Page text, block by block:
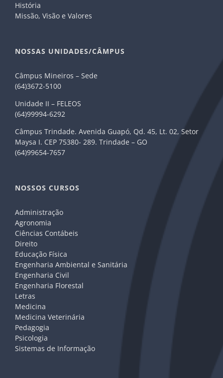
História
Missão, Visão e Valores
NOSSAS UNIDADES/CÂMPUS
Câmpus Mineiros – Sede
(64)3672-5100
Unidade II – FELEOS
(64)99994-6292
Câmpus Trindade. Avenida Guapó, Qd. 45, Lt. 02, Setor
Maysa I. CEP 75380- 289. Trindade – GO
(64)99654-7657
NOSSOS CURSOS
Administração
Agronomia
Ciências Contábeis
Direito
Educação Física
Engenharia Ambiental e Sanitária
Engenharia Civil
Engenharia Florestal
Letras
Medicina
Medicina Veterinária
Pedagogia
Psicologia
Sistemas de Informação